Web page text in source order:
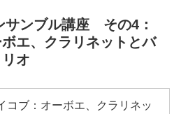
サンブル講座 その4：
エ、クラリネットとバ
オ
コブ：オーボエ、クラリネッ